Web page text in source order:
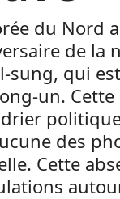
du Nord
de la
sung, qui
un.
des
Cette